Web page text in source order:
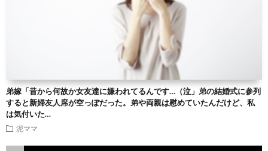
弟嫁「昔から何故か女友達に嫌われてるんです…（泣」弟の結婚式に参列
すると新婦友人席が空っぽだった。弟や両親は慰めていたんだけど、私
は気付いた…
泥ママ